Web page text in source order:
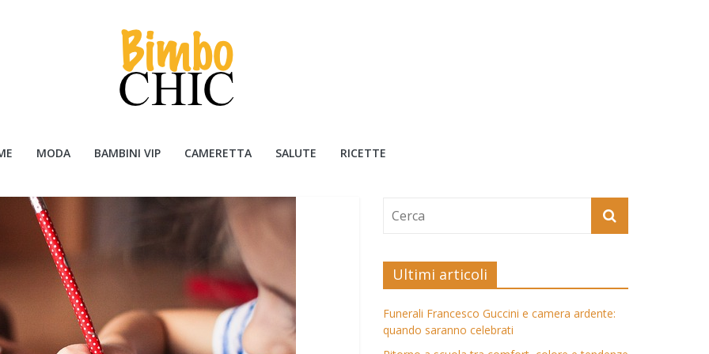
MODA BAMBINI VIP CAMERETTA SALUTE RICETTE
Ultimi articoli
Funerali Francesco Guccini e camera ardente:
quando saranno celebrati